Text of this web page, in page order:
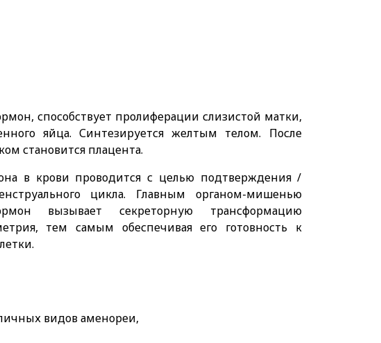
способствует пролиферации слизистой матки,
яйца. Синтезируется желтым телом. После
становится плацента.
в крови проводится с целью подтверждения /
цикла. Главным органом-мишенью
вызывает секреторную трансформацию
тем самым обеспечивая его готовность к
видов аменореи,